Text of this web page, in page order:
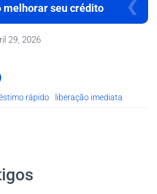
melhorar seu crédito
29, 2026
rápido liberação imediata